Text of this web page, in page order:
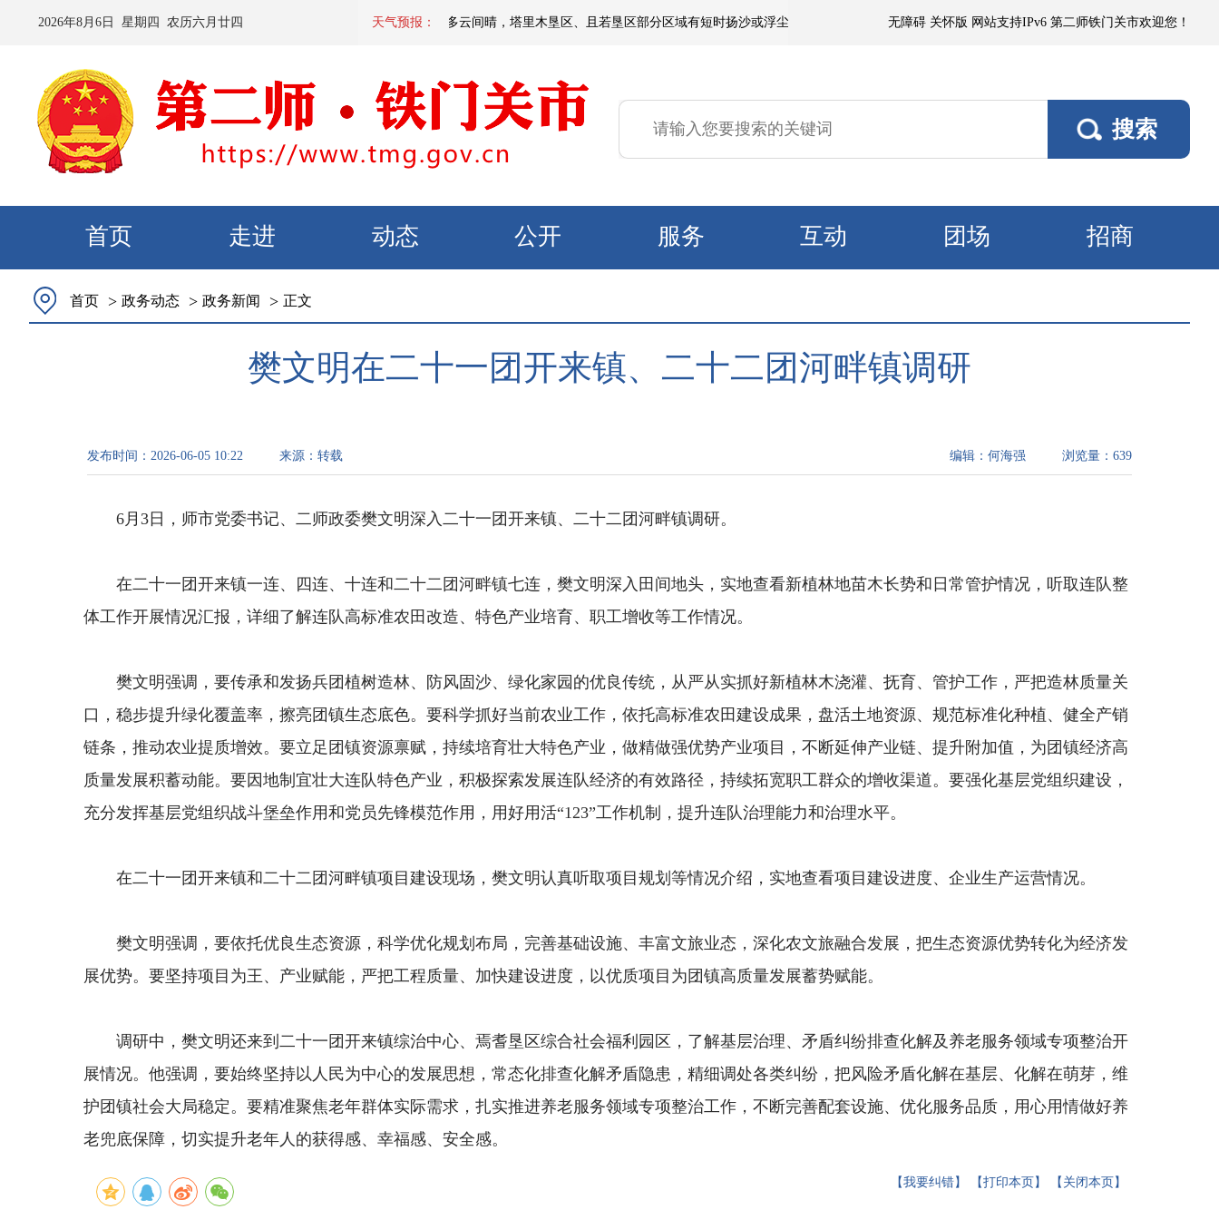
2026年8月 6 日 星期 四 农历六月廿四 天气预报：
预计：今天夜间到明天白天，各垦区多云间晴，塔里木垦区、且若垦区部分区域有短时扬沙或浮尘，局部有微到小阵雨；各垦区阵风4～5级，南部垦区风口阵风6～7级。8
无障碍 关怀版 网站支持IPv6 第二师铁门关市欢迎您！
首页 走进 动态 公开 服务 互动 团场 招商
首页 > 政务动态 > 政务新闻 > 正文
樊文明在二十一团开来镇、二十二团河畔镇调研
发布时间： 2026-06-05 10:22 来源： 转载 浏览量： 639
编辑： 何海强
6月 3 日，师市党委书记、二师政委樊文明深入二十一团开来镇、二十二团河畔镇调研。
在二十一团开来镇一连、四连、十连和二十二团河畔镇七连，樊文明深入田间地头，实地查看新植林地苗木长势和 日常管护情况， 听取连队整
体工作开展情况汇报 ，详细了解连队高标准农田改造、 特色产业培育、职工增收等工作情况。
樊文明强调，要传承和发扬兵团植树造林、防风固沙、绿化家园的优良传统，从严从实抓好新植林木浇灌、抚育、管护工作，严把造林质量关
口 ，稳步提升绿化覆盖率，擦亮团镇生态底色。要科学抓好当前农业工作，依托高标准农田建设成果，盘活土地资源、规范标准化种植、健全产销
链条， 推动农业提质增效。要立足团镇资源禀赋，持续培育壮大特色产业，做精做强优势产业项目，不断延伸产业链、提升附加值，为团镇经济高
质量发展积蓄动能。要因地制宜壮大连队特色产业， 积极探索发展连队经济的有效路径， 持续拓宽职工群众的增收渠道。要强化基层党组织建设，
充分发挥基层党组织战斗堡垒作用和党员先锋模范作用，用好用活“123”工作机制，提升连队治理能力和治理水平。
在二十一团开来镇和二十二团河畔镇项目建设现场 ，樊文明认真听取项目规划等情况介绍 ， 实地查看项目建设进度、企业生产运营情况。
樊文明强调，要依托优良生态资源，科学优化规划布局，完善基础设施、丰富文旅业态，深化农文旅融合发展，把生态资源优势转化为经济发
展优势。要坚持项目为王、产业赋能，严把工程质量、加快建设进度，以优质项目为团镇高质量发展蓄势赋能。
调研中，樊文明还来到 二十一团开来镇综治中心、 焉耆垦区综合社会福利园区 ，了解基层治理、矛盾纠纷排查化解及养老服务领域专项整治开
展情况。他强调，要始终坚持以人民为中心的发展思想，常态化排查化解矛盾隐患，精细调处各类纠纷，把风险矛盾化解在基层、化解在萌芽，维
护团镇社会大局稳定。要精准聚焦老年群体实际需求，扎实推进养老服务领域专项整治工作 ， 不断完善配套设施、优化服务品质，用心用情做好养
老兜底保障，切实提升老年人的获得感、幸福感、安全感。
【我要纠错】 【打印本页】 【关闭本页】